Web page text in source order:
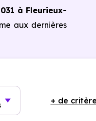
à Fleurieux-
aux dernières
+ de